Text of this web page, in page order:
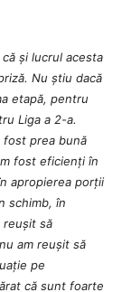
și lucrul acesta
Nu știu dacă
etapă, pentru
Liga a 2-a.
fost prea bună
fost eficienți în
apropierea porții
schimb, în
reușit să
am reușit să
pe
că sunt foarte